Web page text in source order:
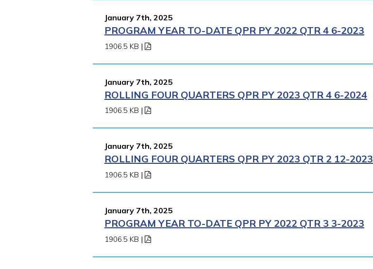
January 7th, 2025
PROGRAM YEAR TO-DATE QPR PY 2022 QTR 4 6-2023
1906.5 KB |
January 7th, 2025
ROLLING FOUR QUARTERS QPR PY 2023 QTR 4 6-2024
1906.5 KB |
January 7th, 2025
ROLLING FOUR QUARTERS QPR PY 2023 QTR 2 12-2023
1906.5 KB |
January 7th, 2025
PROGRAM YEAR TO-DATE QPR PY 2022 QTR 3 3-2023
1906.5 KB |